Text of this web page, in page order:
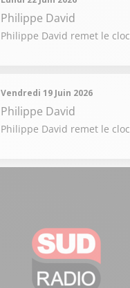
Philippe David
Philippe David remet le
Vendredi 19 Juin 2026
Philippe David
Philippe David remet le